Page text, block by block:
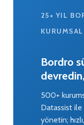
25+ YIL
Bordro
500+
Datassist
yönetin;